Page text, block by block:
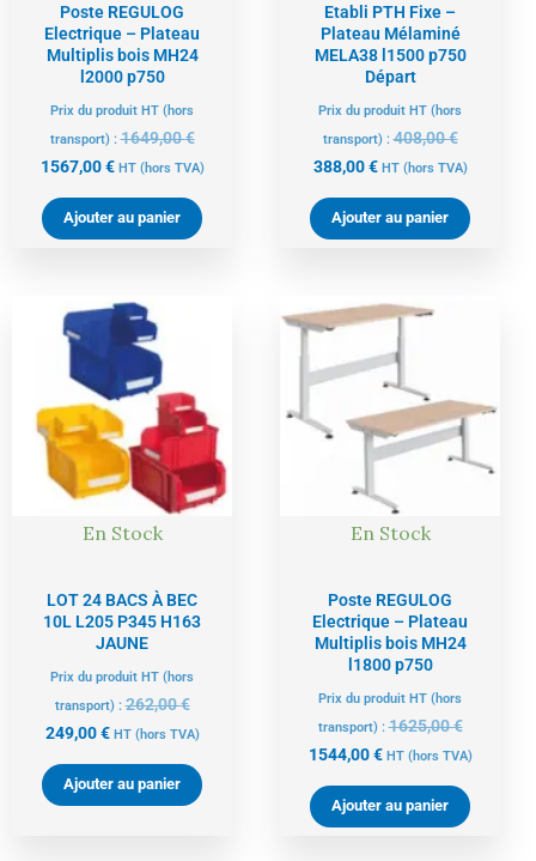
Poste REGULOG
Electrique – Plateau
Multiplis bois MH24
l2000 p750
Prix du produit HT (hors
transport) :1649,00€
1567,00€ HT (hors TVA)
Ajouter au panier
Etabli PTH Fixe –
Plateau Mélaminé
MELA38 l1500 p750
Départ
Prix du produit HT (hors
transport) :408,00€
388,00€ HT (hors TVA)
Ajouter au panier
En Stock
LOT 24 BACS À BEC
10L L205 P345 H163
JAUNE
Prix du produit HT (hors
transport) :262,00€
262,00 €.
249,00€
Le
prix
actuel
est :
249,00 €.
HT (hors TVA)
Ajouter au panier
En Stock
Poste REGULOG
Electrique – Plateau
Multiplis bois MH24
l1800 p750
Prix du produit HT (hors
transport) :1625,00€
1625,00
1544,00€
Le
prix
actuel
est :
1544,00 €.
HT (hors TVA)
Ajouter au panier